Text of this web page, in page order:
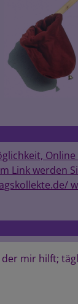
Link werden
mir hilft;